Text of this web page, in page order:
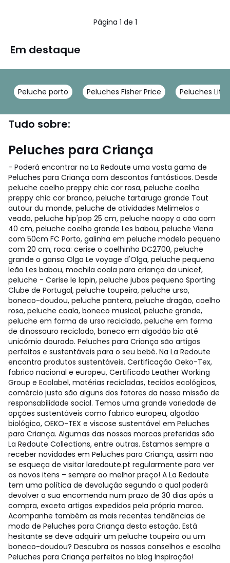
Página 1 de 1
Em destaque
Peluche porto Peluches Fisher Price Peluches
Tudo sobre:
Peluches para Criança
- Poderá encontrar na La Redoute uma vasta gama de
Peluches para Criança com descontos fantásticos. Desde
peluche coelho preppy chic cor rosa, peluche coelho
preppy chic cor branco, peluche tartaruga grande Tout
autour du monde, peluche de atividades Melimelos o
veado, peluche hip'pop 25 cm, peluche noopy o cão com
40 cm, peluche coelho grande Les babou, peluche Viena
com 50cm FC Porto, galinha em peluche modelo pequeno
com 20 cm, roca: cerise o coelhinho DC2700, peluche
grande o ganso Olga Le voyage d'Olga, peluche pequeno
leão Les babou, mochila coala para criança da unicef,
peluche - Cerise le lapin, peluche jubas pequeno Sporting
Clube de Portugal, peluche toupeira, peluche urso,
boneco-doudou, peluche pantera, peluche dragão, coelho
rosa, peluche coala, boneco musical, peluche grande,
peluche em forma de urso reciclado, peluche em forma
de dinossauro reciclado, boneco em algodão bio até
unicórnio dourado. Peluches para Criança são artigos
perfeitos e sustentáveis para o seu bebé. Na La Redoute
encontra produtos sustentáveis. Certificação Oeko-Tex,
fabrico nacional e europeu, Certificado Leather Working
Group e Ecolabel, matérias recicladas, tecidos ecológicos,
comércio justo são alguns dos fatores da nossa missão de
responsabilidade social. Temos uma grande variedade de
opções sustentáveis como fabrico europeu, algodão
biológico, OEKO-TEX e viscose sustentável em Peluches
para Criança. Algumas das nossas marcas preferidas são
La Redoute Collections, entre outras. Estamos sempre a
receber novidades em Peluches para Criança, assim não
se esqueça de visitar laredoute.pt regularmente para ver
os novos itens – sempre ao melhor preço! A La Redoute
tem uma política de devolução segundo a qual poderá
devolver a sua encomenda num prazo de 30 dias após a
compra, exceto artigos expedidos pela própria marca.
Acompanhe também as mais recentes tendências de
moda de Peluches para Criança desta estação. Está
hesitante se deve adquirir um peluche toupeira ou um
boneco-doudou? Descubra os nossos conselhos e escolha
Peluches para Criança perfeitos no blog Inspiração!